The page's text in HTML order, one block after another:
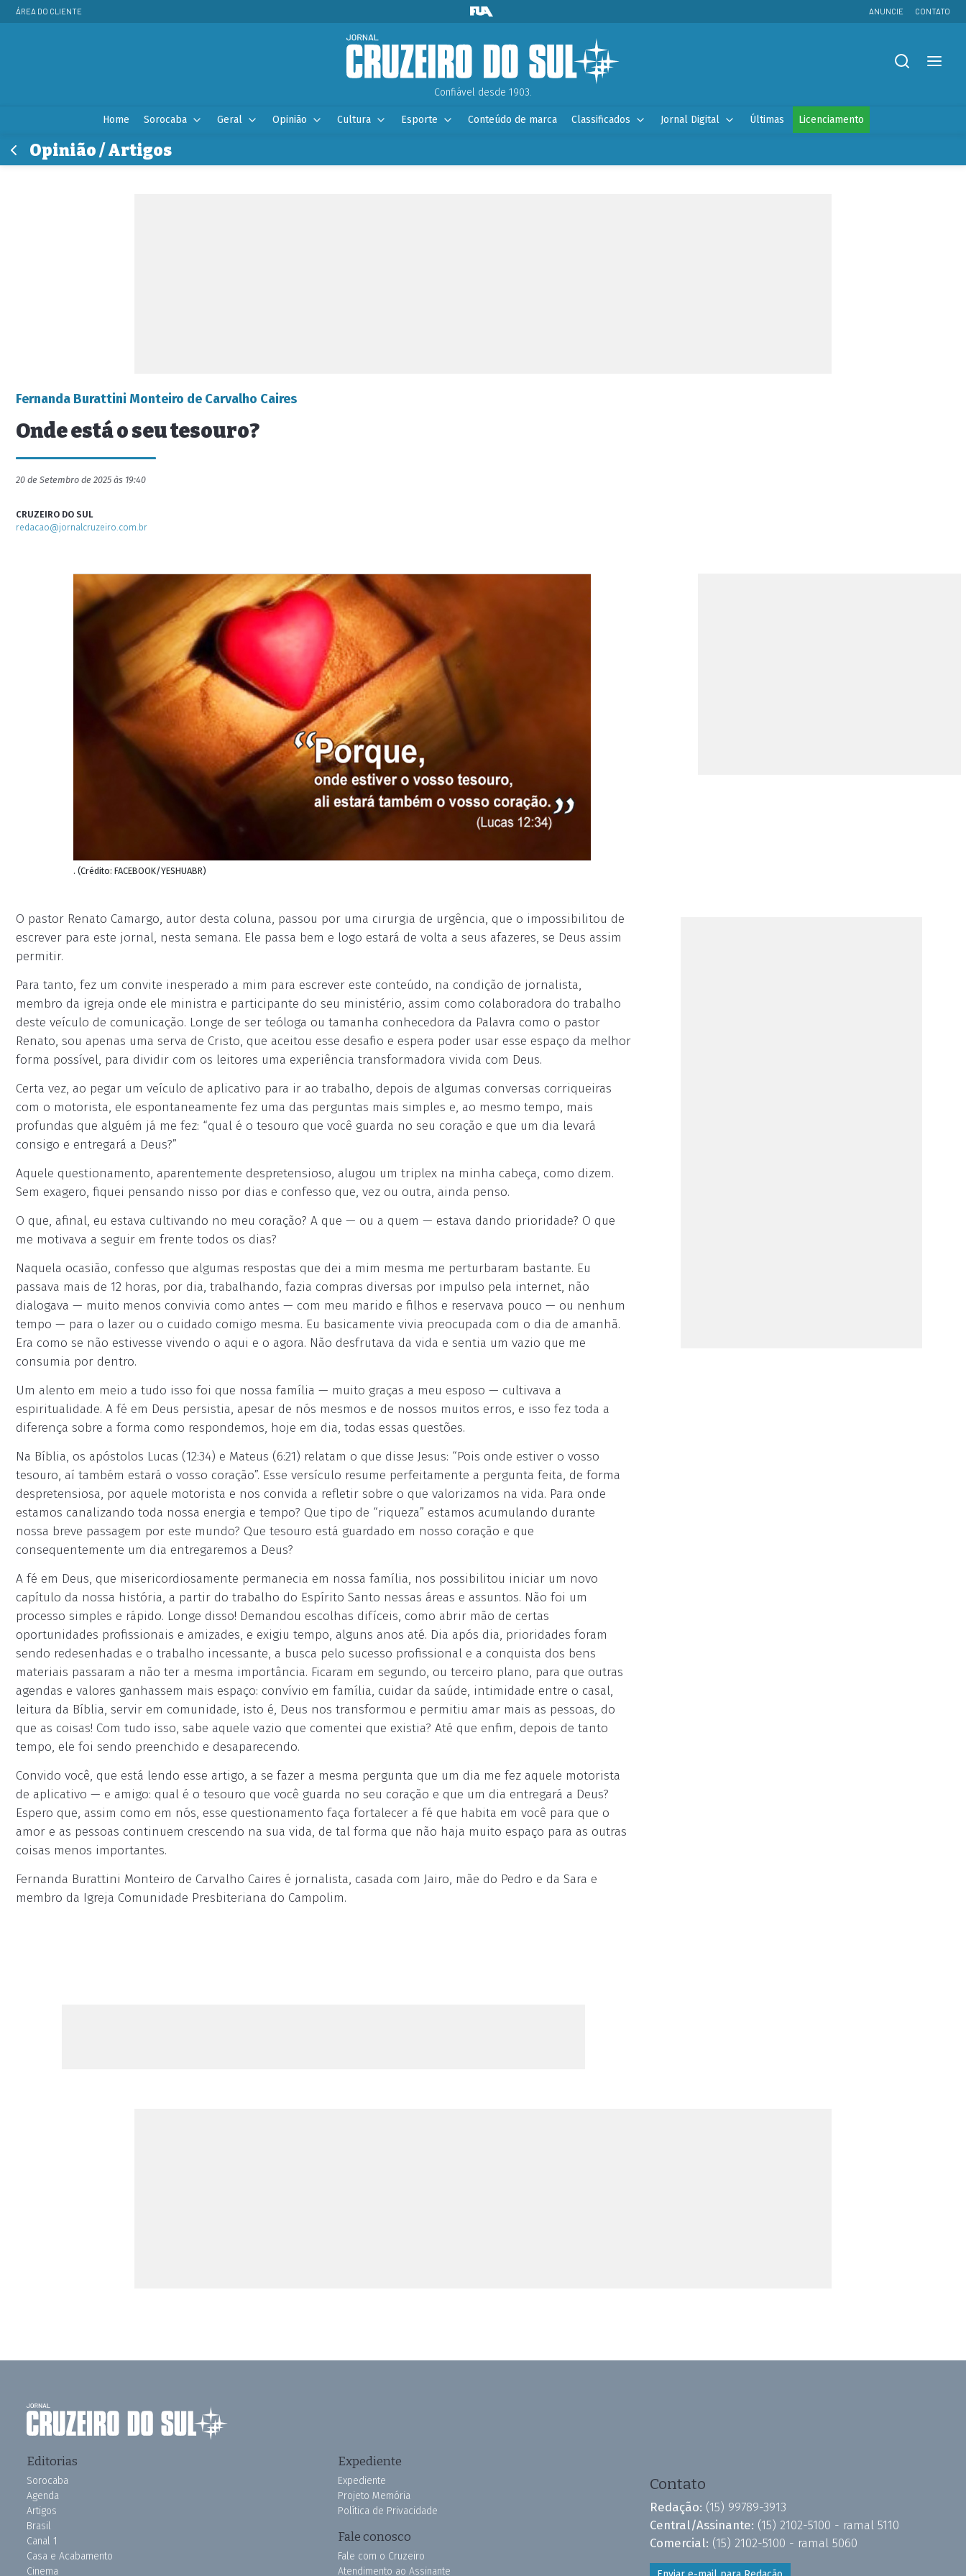
ÁREA DO CLIENTE ANUNCIE CONTATO
Confiável desde 1903.
Home Sorocaba Geral Opinião Cultura Esporte Conteúdo de marca Classificados Jornal Digital Últimas Licenciamento
Opinião / Artigos
Fernanda Burattini Monteiro de Carvalho Caires
Onde está o seu tesouro?
20 de Setembro de 2025 às 19:40
CRUZEIRO DO SUL
redacao@jornalcruzeiro.com.br
. (Crédito: FACEBOOK/YESHUABR)
O pastor Renato Camargo, autor desta coluna, passou por uma cirurgia de urgência, que o impossibilitou de
escrever para este jornal, nesta semana. Ele passa bem e logo estará de volta a seus afazeres, se Deus assim
permitir.
Para tanto, fez um convite inesperado a mim para escrever este conteúdo, na condição de jornalista,
membro da igreja onde ele ministra e participante do seu ministério, assim como colaboradora do trabalho
deste veículo de comunicação. Longe de ser teóloga ou tamanha conhecedora da Palavra como o pastor
Renato, sou apenas uma serva de Cristo, que aceitou esse desafio e espera poder usar esse espaço da melhor
forma possível, para dividir com os leitores uma experiência transformadora vivida com Deus.
Certa vez, ao pegar um veículo de aplicativo para ir ao trabalho, depois de algumas conversas corriqueiras
com o motorista, ele espontaneamente fez uma das perguntas mais simples e, ao mesmo tempo, mais
profundas que alguém já me fez: “qual é o tesouro que você guarda no seu coração e que um dia levará
consigo e entregará a Deus?”
Aquele questionamento, aparentemente despretensioso, alugou um triplex na minha cabeça, como dizem.
Sem exagero, fiquei pensando nisso por dias e confesso que, vez ou outra, ainda penso.
O que, afinal, eu estava cultivando no meu coração? A que — ou a quem — estava dando prioridade? O que
me motivava a seguir em frente todos os dias?
Naquela ocasião, confesso que algumas respostas que dei a mim mesma me perturbaram bastante. Eu
passava mais de 12 horas, por dia, trabalhando, fazia compras diversas por impulso pela internet, não
dialogava — muito menos convivia como antes — com meu marido e filhos e reservava pouco — ou nenhum
tempo — para o lazer ou o cuidado comigo mesma. Eu basicamente vivia preocupada com o dia de amanhã.
Era como se não estivesse vivendo o aqui e o agora. Não desfrutava da vida e sentia um vazio que me
consumia por dentro.
Um alento em meio a tudo isso foi que nossa família — muito graças a meu esposo — cultivava a
espiritualidade. A fé em Deus persistia, apesar de nós mesmos e de nossos muitos erros, e isso fez toda a
diferença sobre a forma como respondemos, hoje em dia, todas essas questões.
Na Bíblia, os apóstolos Lucas (12:34) e Mateus (6:21) relatam o que disse Jesus: “Pois onde estiver o vosso
tesouro, aí também estará o vosso coração”. Esse versículo resume perfeitamente a pergunta feita, de forma
despretensiosa, por aquele motorista e nos convida a refletir sobre o que valorizamos na vida. Para onde
estamos canalizando toda nossa energia e tempo? Que tipo de “riqueza” estamos acumulando durante
nossa breve passagem por este mundo? Que tesouro está guardado em nosso coração e que
consequentemente um dia entregaremos a Deus?
A fé em Deus, que misericordiosamente permanecia em nossa família, nos possibilitou iniciar um novo
capítulo da nossa história, a partir do trabalho do Espírito Santo nessas áreas e assuntos. Não foi um
processo simples e rápido. Longe disso! Demandou escolhas difíceis, como abrir mão de certas
oportunidades profissionais e amizades, e exigiu tempo, alguns anos até. Dia após dia, prioridades foram
sendo redesenhadas e o trabalho incessante, a busca pelo sucesso profissional e a conquista dos bens
materiais passaram a não ter a mesma importância. Ficaram em segundo, ou terceiro plano, para que outras
agendas e valores ganhassem mais espaço: convívio em família, cuidar da saúde, intimidade entre o casal,
leitura da Bíblia, servir em comunidade, isto é, Deus nos transformou e permitiu amar mais as pessoas, do
que as coisas! Com tudo isso, sabe aquele vazio que comentei que existia? Até que enfim, depois de tanto
tempo, ele foi sendo preenchido e desaparecendo.
Convido você, que está lendo esse artigo, a se fazer a mesma pergunta que um dia me fez aquele motorista
de aplicativo — e amigo: qual é o tesouro que você guarda no seu coração e que um dia entregará a Deus?
Espero que, assim como em nós, esse questionamento faça fortalecer a fé que habita em você para que o
amor e as pessoas continuem crescendo na sua vida, de tal forma que não haja muito espaço para as outras
coisas menos importantes.
Fernanda Burattini Monteiro de Carvalho Caires é jornalista, casada com Jairo, mãe do Pedro e da Sara e
membro da Igreja Comunidade Presbiteriana do Campolim.
Editorias
Sorocaba
Agenda
Artigos
Brasil
Canal 1
Casa e Acabamento
Cinema
Expediente
Expediente
Projeto Memória
Política de Privacidade
Fale conosco
Fale com o Cruzeiro
Atendimento ao Assinante
Contato
Redação: (15) 99789-3913
Central/Assinante: (15) 2102-5100 - ramal 5110
Comercial: (15) 2102-5100 - ramal 5060